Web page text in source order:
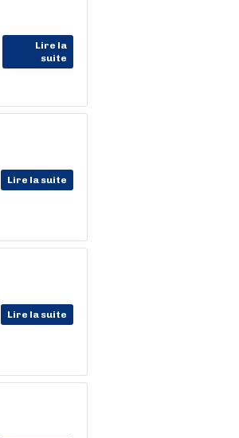
Lire la
suite
Lire la suite
Lire la suite